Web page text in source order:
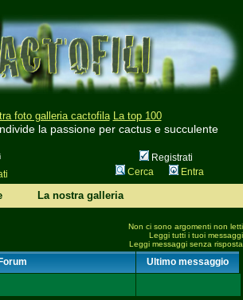
foto galleria cactofila La top 100
la passione per cactus e succulente
Registrati
Cerca Entra
La nostra galleria
Non ci sono argomenti non letti
Leggi tutti i tuoi messaggi
Leggi messaggi senza risposta
Forum Ultimo messaggio